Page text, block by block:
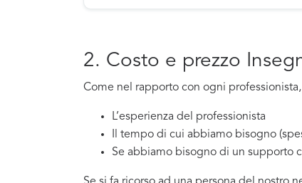
2. Costo e prezzo
Come nel rapporto con ogni
L’esperienza del professionista
Il tempo di cui abbiamo bisogno
Se abbiamo bisogno di un supporto